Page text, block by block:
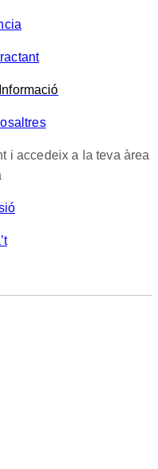
i accedeix a la teva àrea